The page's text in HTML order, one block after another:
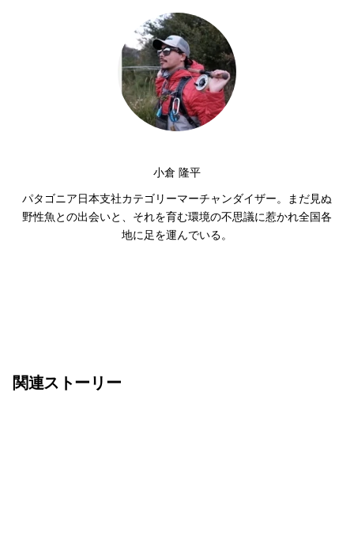
小倉 隆平
パタゴニア日本支社カテゴリーマーチャンダイザー。まだ見ぬ
野性魚との出会いと、それを育む環境の不思議に惹かれ全国各
地に足を運んでいる。
関連ストーリー